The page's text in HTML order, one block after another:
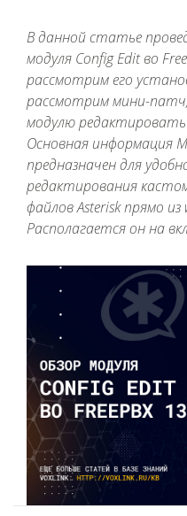
В данной статье
модуля Config Edit во
рассмотрим его
рассмотрим мини-
модулю
Основная информация
предназначен для
редактирования
файлов Asterisk прямо из
Располагается он на